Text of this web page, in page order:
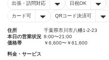
出張・訪問対応 日祝OK
カード可 QRコード決済可
住所
千葉県市川市八幡1-2-23
本日の営業状況 8:00〜21:00
価格帯
￥6,600〜￥61,600
料金・サービス